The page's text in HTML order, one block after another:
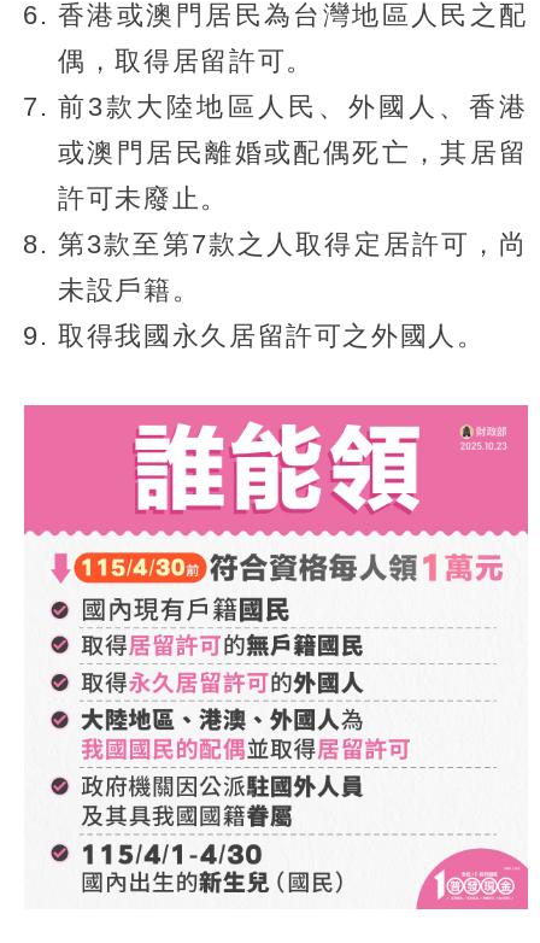
香港或澳門居民為台灣地區人民之配
偶，取得居留許可。
前3款大陸地區人民、外國人、香港
或澳門居民離婚或配偶死亡，其居留
許可未廢止。
第3款至第7款之人取得定居許可，尚
未設戶籍。
取得我國永久居留許可之外國人。